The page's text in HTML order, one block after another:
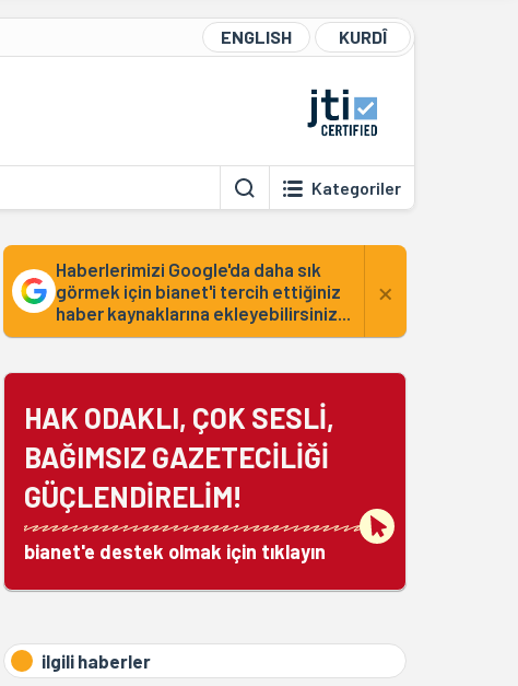
ENGLISH KURDÎ
Kategoriler
Haberlerimizi Google'da daha sık
görmek için bianet'i tercih ettiğiniz
haber kaynaklarına ekleyebilirsiniz...
×
HAK ODAKLI, ÇOK SESLİ,
BAĞIMSIZ GAZETECİLİĞİ
GÜÇLENDİRELİM!
bianet'e destek olmak için tıklayın
ilgili haberler